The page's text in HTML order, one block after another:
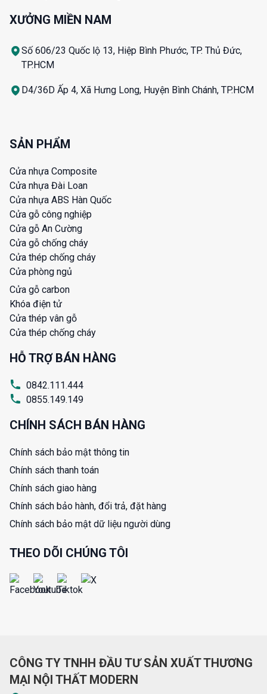
XƯỞNG MIỀN NAM
Số 606/23 Quốc lộ 13, Hiệp Bình Phước, TP. Thủ Đức,
TP.HCM
D4/36D Ấp 4, Xã Hưng Long, Huyện Bình Chánh, TP.HCM
SẢN PHẨM
Cửa nhựa Composite
Cửa nhựa Đài Loan
Cửa nhựa ABS Hàn Quốc
Cửa gỗ công nghiệp
Cửa gỗ An Cường
Cửa gỗ chống cháy
Cửa thép chống cháy
Cửa phòng ngủ
Cửa gỗ carbon
Khóa điện tử
Cửa thép vân gỗ
Cửa thép chống cháy
HỖ TRỢ BÁN HÀNG
0842.111.444
0855.149.149
CHÍNH SÁCH BÁN HÀNG
Chính sách bảo mật thông tin
Chính sách thanh toán
Chính sách giao hàng
Chính sách bảo hành, đổi trả, đặt hàng
Chính sách bảo mật dữ liệu người dùng
THEO DÕI CHÚNG TÔI
CÔNG TY TNHH ĐẦU TƯ SẢN XUẤT THƯƠNG
MẠI NỘI THẤT MODERN